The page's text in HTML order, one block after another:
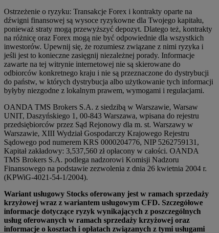
Ostrzeżenie o ryzyku: Transakcje Forex i kontrakty oparte na
dźwigni finansowej są wysoce ryzykowne dla Twojego kapitału,
ponieważ straty mogą przewyższyć depozyt. Dlatego też, kontrakty
na różnicę oraz Forex mogą nie być odpowiednie dla wszystkich
inwestorów. Upewnij się, że rozumiesz związane z nimi ryzyka i
jeśli jest to konieczne zasięgnij niezależnej porady. Informacje
zawarte na tej witrynie internetowej nie są skierowane do
odbiorców konkretnego kraju i nie są przeznaczone do dystrybucji
do państw, w których dystrybucja albo użytkowanie tych informacji
byłyby niezgodne z lokalnym prawem, wymogami i regulacjami.
OANDA TMS Brokers S.A. z siedzibą w Warszawie, Warsaw
UNIT, Daszyńskiego 1, 00-843 Warszawa, wpisana do rejestru
przedsiębiorców przez Sąd Rejonowy dla m. st. Warszawy w
Warszawie, XIII Wydział Gospodarczy Krajowego Rejestru
Sądowego pod numerem KRS 0000204776, NIP 5262759131,
Kapitał zakładowy: 3,537,560 zł opłacony w całości. OANDA
TMS Brokers S.A. podlega nadzorowi Komisji Nadzoru
Finansowego na podstawie zezwolenia z dnia 26 kwietnia 2004 r.
(KPWiG-4021-54-1/2004).
Wariant usługowy Stocks oferowany jest w ramach sprzedaży
krzyżowej wraz z wariantem usługowym CFD. Szczegółowe
informacje dotyczące ryzyk wynikających z poszczególnych
usług oferowanych w ramach sprzedaży krzyżowej oraz
informacje o kosztach i opłatach związanych z tymi usługami